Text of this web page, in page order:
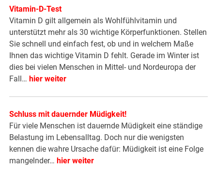
Vitamin-D-Test
Vitamin D gilt allgemein als Wohlfühlvitamin und
unterstützt mehr als 30 wichtige Körperfunktionen. Stellen
Sie schnell und einfach fest, ob und in welchem Maße
Ihnen das wichtige Vitamin D fehlt. Gerade im Winter ist
dies bei vielen Menschen in Mittel- und Nordeuropa der
Fall… hier weiter
Schluss mit dauernder Müdigkeit!
Für viele Menschen ist dauernde Müdigkeit eine ständige
Belastung im Lebensalltag. Doch nur die wenigsten
kennen die wahre Ursache dafür: Müdigkeit ist eine Folge
mangelnder… hier weiter